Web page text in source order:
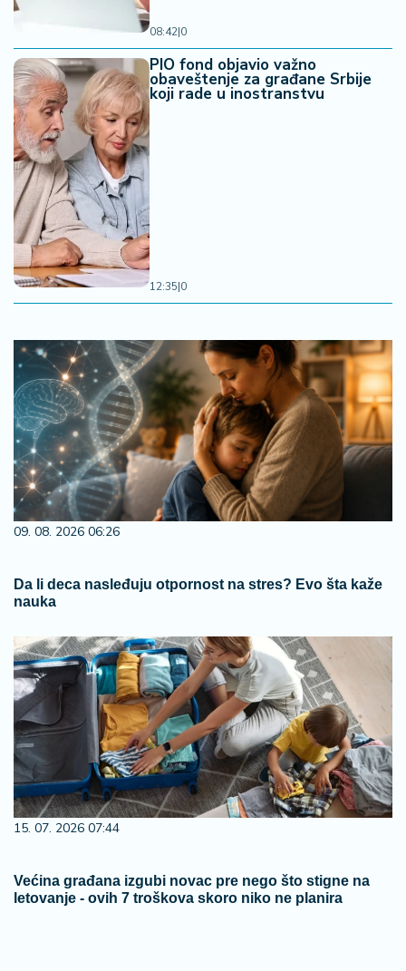
08:42|0
PIO fond objavio važno
obaveštenje za građane Srbije
koji rade u inostranstvu
12:35|0
09. 08. 2026 06:26
Da li deca nasleđuju otpornost na stres? Evo šta kaže
nauka
15. 07. 2026 07:44
Većina građana izgubi novac pre nego što stigne na
letovanje - ovih 7 troškova skoro niko ne planira